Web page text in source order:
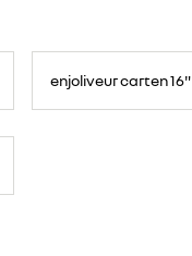
enjoliveur carten 16"